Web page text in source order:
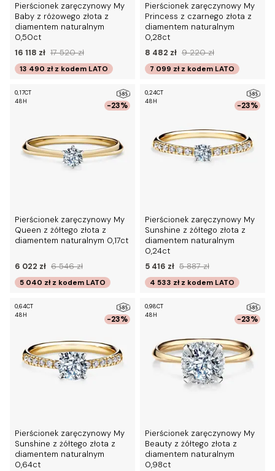
Pierścionek zaręczynowy My
Baby z różowego złota z
diamentem naturalnym
0,50ct
16 118 zł 17 520 zł
13 490 zł z kodem LATO
Pierścionek zaręczynowy My
Princess z czarnego złota z
diamentem naturalnym
0,28ct
8 482 zł 9 220 zł
7 099 zł z kodem LATO
-23%
0,17CT
48H
Pierścionek zaręczynowy My
Queen z żółtego złota z
diamentem naturalnym 0,17ct
6 022 zł 6 546 zł
5 040 zł z kodem LATO
-23%
0,24CT
48H
Pierścionek zaręczynowy My
Sunshine z żółtego złota z
diamentem naturalnym
0,24ct
5 416 zł 5 887 zł
4 533 zł z kodem LATO
-23%
0,64CT
48H
Pierścionek zaręczynowy My
Sunshine z żółtego złota z
diamentem naturalnym
0,64ct
-23%
0,98CT
48H
Pierścionek zaręczynowy My
Beauty z żółtego złota z
diamentem naturalnym
0,98ct